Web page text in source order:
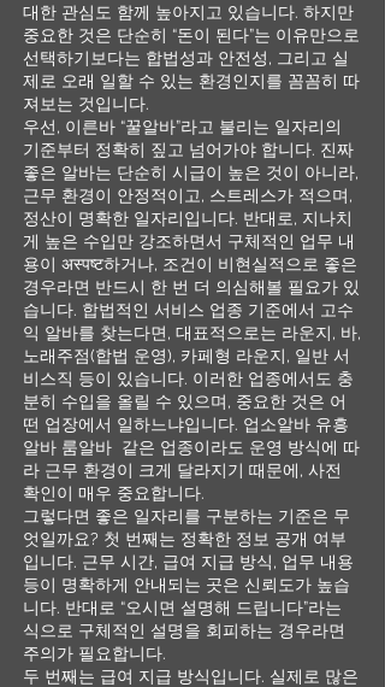
대한 관심도 함께 높아지고 있습니다. 하지만
중요한 것은 단순히 “돈이 된다”는 이유만으로
선택하기보다는 합법성과 안전성, 그리고 실
제로 오래 일할 수 있는 환경인지를 꼼꼼히 따
져보는 것입니다.
우선, 이른바 “꿀알바”라고 불리는 일자리의
기준부터 정확히 짚고 넘어가야 합니다. 진짜
좋은 알바는 단순히 시급이 높은 것이 아니라,
근무 환경이 안정적이고, 스트레스가 적으며,
정산이 명확한 일자리입니다. 반대로, 지나치
게 높은 수입만 강조하면서 구체적인 업무 내
용이 अस्पष्ट하거나, 조건이 비현실적으로 좋은
경우라면 반드시 한 번 더 의심해볼 필요가 있
습니다. 합법적인 서비스 업종 기준에서 고수
익 알바를 찾는다면, 대표적으로는 라운지, 바,
노래주점(합법 운영), 카페형 라운지, 일반 서
비스직 등이 있습니다. 이러한 업종에서도 충
분히 수입을 올릴 수 있으며, 중요한 것은 어
떤 업장에서 일하느냐입니다. 업소알바 유흥
알바 룸알바 같은 업종이라도 운영 방식에 따
라 근무 환경이 크게 달라지기 때문에, 사전
확인이 매우 중요합니다.
그렇다면 좋은 일자리를 구분하는 기준은 무
엇일까요? 첫 번째는 정확한 정보 공개 여부
입니다. 근무 시간, 급여 지급 방식, 업무 내용
등이 명확하게 안내되는 곳은 신뢰도가 높습
니다. 반대로 “오시면 설명해 드립니다”라는
식으로 구체적인 설명을 회피하는 경우라면
주의가 필요합니다.
두 번째는 급여 지급 방식입니다. 실제로 많은